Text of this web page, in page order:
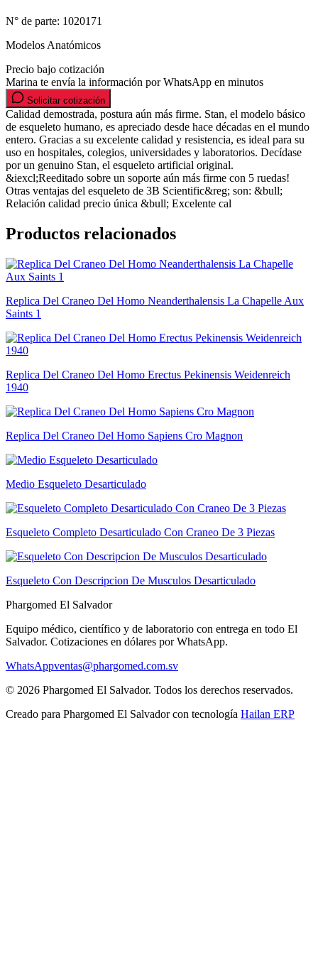
N° de parte: 1020171
Modelos Anatómicos
Precio bajo cotización
Marina te envía la información por WhatsApp en minutos
Solicitar cotización
Calidad demostrada, postura aún más firme. Stan, el modelo básico
de esqueleto humano, es apreciado desde hace décadas en el mundo
entero. Gracias a su excelente calidad y resistencia, es ideal para su
uso en hospitales, colegios, universidades y laboratorios. Decídase
por un genuino Stan, el esqueleto artificial original.
&iexcl;Reeditado sobre un soporte aún más firme con 5 ruedas!
Otras ventajas del esqueleto de 3B Scientific&reg; son: &bull;
Relación calidad precio única &bull; Excelente cal
Productos relacionados
Replica Del Craneo Del Homo Neanderthalensis La Chapelle Aux
Saints 1
Replica Del Craneo Del Homo Erectus Pekinensis Weidenreich
1940
Replica Del Craneo Del Homo Sapiens Cro Magnon
Medio Esqueleto Desarticulado
Esqueleto Completo Desarticulado Con Craneo De 3 Piezas
Esqueleto Con Descripcion De Musculos Desarticulado
Phargomed El Salvador
Equipo médico, científico y de laboratorio con entrega en todo El
Salvador. Cotizaciones en dólares por WhatsApp.
WhatsAppventas@phargomed.com.sv
© 2026 Phargomed El Salvador. Todos los derechos reservados.
Creado para Phargomed El Salvadorcon tecnología Hailan ERP